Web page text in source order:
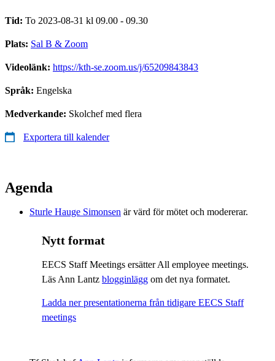
Tid: To 2023-08-31 kl 09.00 - 09.30
Plats: Sal B & Zoom
Videolänk: https://kth-se.zoom.us/j/65209843843
Språk: Engelska
Medverkande: Skolchef med flera
Exportera till kalender
Agenda
Sturle Hauge Simonsen är värd för mötet och modererar.
Nytt format
EECS Staff Meetings ersätter All employee meetings.
Läs Ann Lantz blogginlägg om det nya formatet.
Ladda ner presentationerna från tidigare EECS Staff
meetings